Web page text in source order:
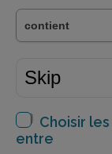
Choisir
entre